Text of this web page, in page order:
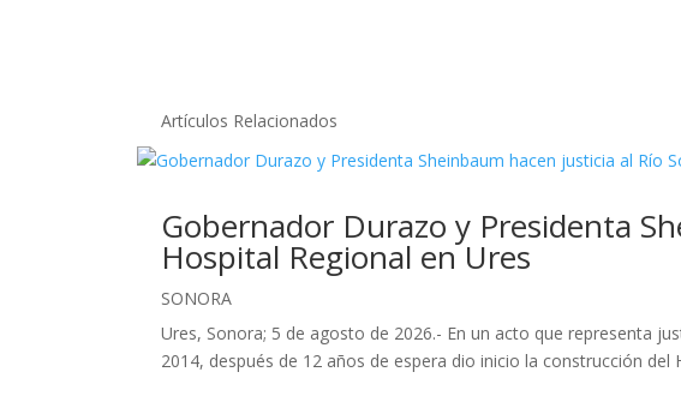
Artículos Relacionados
Gobernador Durazo y Presidenta
Hospital Regional en Ures
SONORA
Ures, Sonora; 5 de agosto de 2026.- En un acto que representa
2014, después de 12 años de espera dio inicio la construcción del